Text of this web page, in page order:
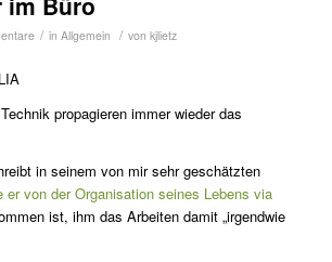
/ in Allgemein / von kjlietz
propagieren immer wieder das
in seinem von mir sehr geschätzten
er von der Organisation seines Lebens via
ist, ihm das Arbeiten damit „irgendwie